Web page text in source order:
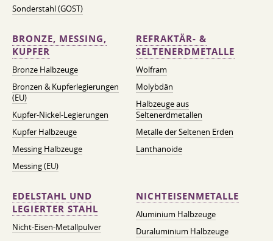
Sonderstahl (GOST)
BRONZE, MESSING,
KUPFER
Bronze Halbzeuge
Bronzen & Kupferlegierungen
(EU)
Kupfer-Nickel-Legierungen
Kupfer Halbzeuge
Messing Halbzeuge
Messing (EU)
REFRAKTÄR- &
SELTENERDMETALLE
Wolfram
Molybdän
Halbzeuge aus
Seltenerdmetallen
Metalle der Seltenen Erden
Lanthanoide
EDELSTAHL UND
LEGIERTER STAHL
Nicht-Eisen-Metallpulver
NICHTEISENMETALLE
Aluminium Halbzeuge
Duraluminium Halbzeuge